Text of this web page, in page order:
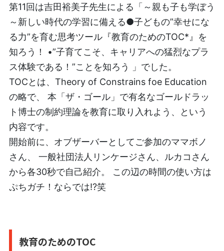
第11回は吉田裕美子先生による「～親も子も学ぼう
～新しい時代の学習に備える●子どもの”幸せにな
る力”を育む思考ツール『教育のためのTOC*』を
知ろう！ •”子育てこそ、キャリアへの猛烈なプラ
ス体験である！”ことを知ろう 」でした。
TOCとは、Theory of Constrains foe Education
の略で、 本「ザ・ゴール」で有名なゴールドラッ
ト博士の制約理論を教育に取り入れよう、という
内容です。
開始前に、オブザーバーとしてご参加のママボノ
さん、 一般社団法人リンケージさん、ルカコさん
から各30秒で自己紹介。 この辺の時間の使い方は
ぷちガチ！ならでは⁉︎笑
教育のためのTOC